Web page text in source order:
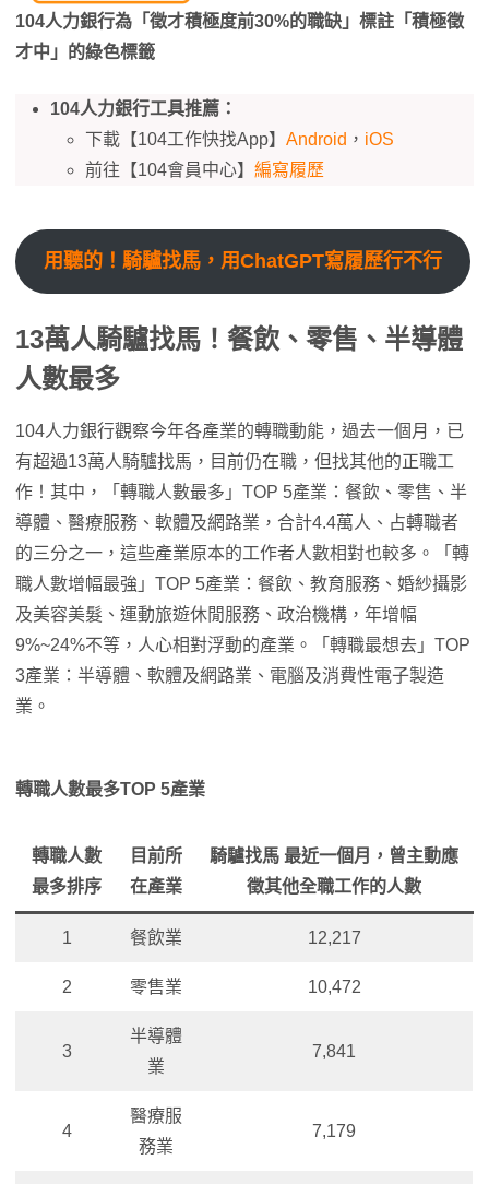
104人力銀行為「徵才積極度前30%的職缺」標註「積極徵
才中」的綠色標籤
104人力銀行工具推薦：
下載【104工作快找App】 Android ， iOS
前往【104會員中心】 編寫履歷
用聽的！騎驢找馬，用ChatGPT寫履歷行不行
13萬人騎驢找馬！餐飲、零售、半導體
人數最多
104人力銀行觀察今年各產業的轉職動能，過去一個月，已
有超過13萬人騎驢找馬，目前仍在職，但找其他的正職工
作！其中，「轉職人數最多」TOP 5產業：餐飲、零售、半
導體、醫療服務、軟體及網路業，合計4.4萬人、占轉職者
的三分之一，這些產業原本的工作者人數相對也較多。「轉
職人數增幅最強」TOP 5產業：餐飲、教育服務、婚紗攝影
及美容美髮、運動旅遊休閒服務、政治機構，年增幅
9%~24%不等，人心相對浮動的產業。「轉職最想去」TOP
3產業：半導體、軟體及網路業、電腦及消費性電子製造
業。
轉職人數最多TOP 5產業
轉職人數
最多排序
目前所
在產業
騎驢找馬 最近一個月，曾主動應
徵其他全職工作的人數
1 餐飲業 12,217
2 零售業 10,472
3
半導體
業
7,841
4
醫療服
務業
7,179